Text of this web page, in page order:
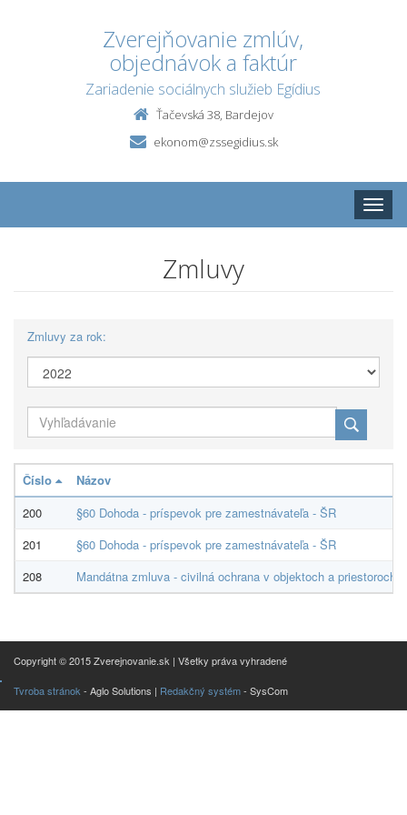
Zverejňovanie zmlúv,
objednávok a faktúr
Zariadenie sociálnych služieb Egídius
Ťačevská 38, Bardejov
ekonom@zssegidius.sk
Toggle
Zmluvy
Zmluvy za rok:
Číslo
Názov
200
§60 Dohoda - príspevok pre zamestnávateľa - ŠR
201
§60 Dohoda - príspevok pre zamestnávateľa - ŠR
208
Mandátna zmluva - civilná ochrana v objektoch a priestoroch
Copyright © 2015 Zverejnovanie.sk | Všetky práva vyhradené
Tvroba stránok - Aglo Solutions | Redakčný systém- SysCom